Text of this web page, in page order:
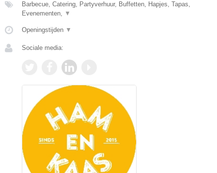
Barbecue, Catering, Partyverhuur, Buffetten, Hapjes, Tapas,
Evenementen, ▼
Openingstijden ▼
Sociale media: